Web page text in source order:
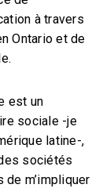
à travers
Ontario et de
est un
sociale -je
latine-,
sociétés
m’impliquer